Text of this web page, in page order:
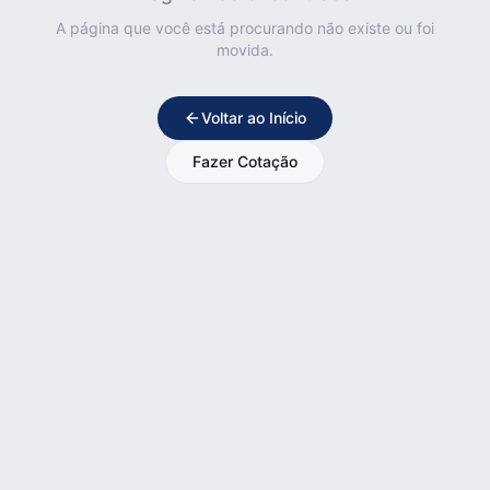
A página que você está procurando não existe ou foi
movida.
Voltar ao Início
Fazer Cotação